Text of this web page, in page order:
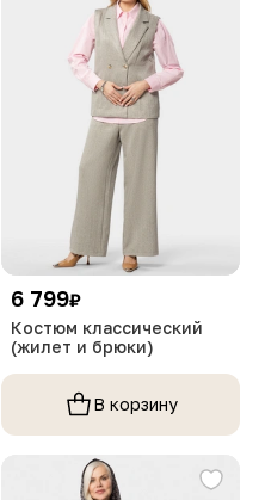
6 799₽
Костюм классический
(жилет и брюки)
В корзину